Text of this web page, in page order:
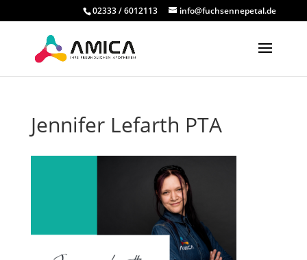
02333 / 6012113 info@fuchsennepetal.de
Jennifer Lefarth PTA